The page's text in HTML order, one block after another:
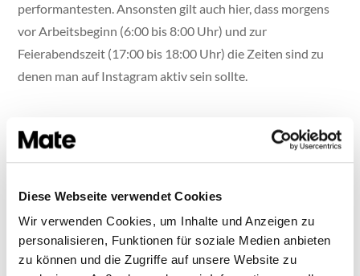
Diese Webseite verwendet Cookies
Wir verwenden Cookies, um Inhalte und Anzeigen zu
personalisieren, Funktionen für soziale Medien anbieten
zu können und die Zugriffe auf unsere Website zu
performantesten. Ansonsten gilt auch hier, dass morgens
vor Arbeitsbeginn (6:00 bis 8:00 Uhr) und zur
Feierabendszeit (17:00 bis 18:00 Uhr) die Zeiten sind zu
denen man auf Instagram aktiv sein sollte.
Wenn du dich an diese Richtlinien hältst, steigt
eine erhöhte Resonanz auf deine Beiträge. Natürlich muss
nicht an jedem empfohlenen Tag und zu jeder empfohlenen
Uhrzeit gepostet werden. Passe das Post-Volumen an
deine Kapazitäten an. mate’s Social-Media-Plan ist